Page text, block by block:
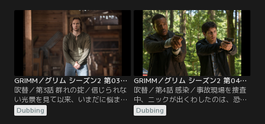
る。
FBIに責められ、ハンクは何かおかし
いと気づく。一方、レナード警部は
さらにその正体を明かしていく。
GRIMM／グリム シーズン2 第03話／吹替
吹替／第3話 群れの掟／信じられな
い光景を見て以来、いまだに悩まさ
れるハンク。そこへ、旧友が訪ねて
くる。娘が行方不明になったという
Dubbing
GRIMM／グリム シーズン2 第04話／吹替
吹替／第4話 感染／事故現場を捜査
中、ニックが出くわしたのは、恐ろ
しい謎の伝染病。魔物たちの間に急
速に広がりつつあるのだ。モンロー
Dubbing